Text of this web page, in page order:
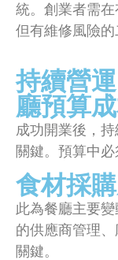
統。創業者需
但有維修風險的
持續營
廳預算
成功開業後，
關鍵。預算中必
食材採
此為餐廳主要
的供應商管理
關鍵。